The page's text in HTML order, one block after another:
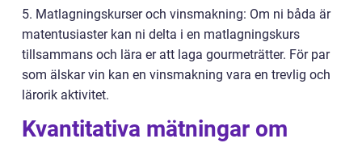
5. Matlagningskurser och vinsmakning: Om ni båda är
matentusiaster kan ni delta i en matlagningskurs
tillsammans och lära er att laga gourmeträtter. För par
som älskar vin kan en vinsmakning vara en trevlig och
lärorik aktivitet.
Kvantitativa mätningar om